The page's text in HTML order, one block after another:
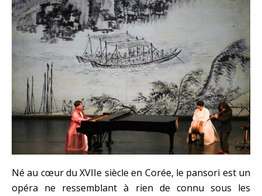
Né au cœur du XVIIe siècle en Corée, le pansori est un
opéra ne ressemblant à rien de connu sous les